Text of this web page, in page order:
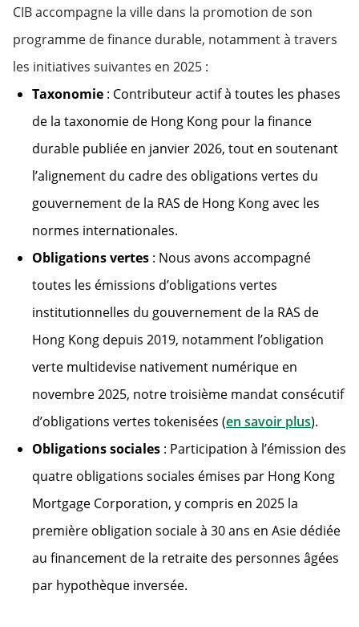
CIB accompagne la ville dans la promotion de son
programme de finance durable, notamment à travers
les initiatives suivantes en 2025 :
Taxonomie : Contributeur actif à toutes les phases
de la taxonomie de Hong Kong pour la finance
durable publiée en janvier 2026, tout en soutenant
l’alignement du cadre des obligations vertes du
gouvernement de la RAS de Hong Kong avec les
normes internationales.
Obligations vertes : Nous avons accompagné
toutes les émissions d’obligations vertes
institutionnelles du gouvernement de la RAS de
Hong Kong depuis 2019, notamment l’obligation
verte multidevise nativement numérique en
novembre 2025, notre troisième mandat consécutif
d’obligations vertes tokenisées (en savoir plusWill
).
Obligations sociales : Participation à l’émission des
quatre obligations sociales émises par Hong Kong
Mortgage Corporation, y compris en 2025 la
première obligation sociale à 30 ans en Asie dédiée
au financement de la retraite des personnes âgées
par hypothèque inversée.